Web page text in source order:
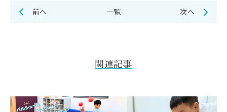
前へ 一覧 次へ
関連記事